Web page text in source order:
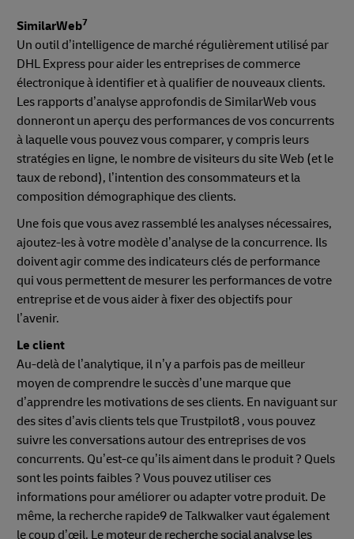
SimilarWeb7
Un outil d’intelligence de marché régulièrement utilisé par
DHL Express pour aider les entreprises de commerce
électronique à identifier et à qualifier de nouveaux clients.
Les rapports d’analyse approfondis de SimilarWeb vous
donneront un aperçu des performances de vos concurrents
à laquelle vous pouvez vous comparer, y compris leurs
stratégies en ligne, le nombre de visiteurs du site Web (et le
taux de rebond), l’intention des consommateurs et la
composition démographique des clients.
Une fois que vous avez rassemblé les analyses nécessaires,
ajoutez-les à votre modèle d’analyse de la concurrence. Ils
doivent agir comme des indicateurs clés de performance
qui vous permettent de mesurer les performances de votre
entreprise et de vous aider à fixer des objectifs pour
l’avenir.
Le client
Au-delà de l’analytique, il n’y a parfois pas de meilleur
moyen de comprendre le succès d’une marque que
d’apprendre les motivations de ses clients. En naviguant sur
des sites d’avis clients tels que Trustpilot8 , vous pouvez
suivre les conversations autour des entreprises de vos
concurrents. Qu’est-ce qu’ils aiment dans le produit ? Quels
sont les points faibles ? Vous pouvez utiliser ces
informations pour améliorer ou adapter votre produit. De
même, la recherche rapide9 de Talkwalker vaut également
le coup d’œil. Le moteur de recherche social analyse les